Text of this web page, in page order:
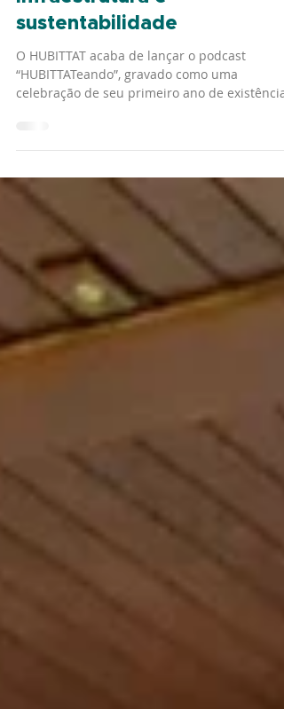
traz ideias em inovação,
sustentabilidade
O HUBITTAT acaba de lançar o podcast
Com a mediação da...